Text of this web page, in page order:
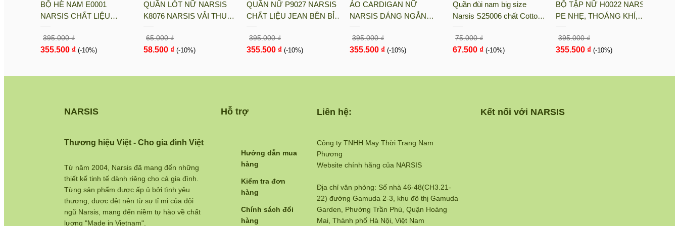
Kiểm tra đơn hàng: https://www.narsis.vn/kiem-tra-don-hang
Chính sách đổi hàng:
https://www.narsis.vn/doi-tra-hoan-tien
Chính sách bán hàng:
https://www.narsis.vn/chinh-sach-ban-hang
BỘ HÈ NAM E0001
NARSIS CHẤT LIỆU
THOÁNG MÁT, DỄ CHỊU,
THOẢI MÁI CẢ NGÀY, DỄ
VẬN ĐỘNG
395.000 ₫
355.500 ₫ (-10%)
QUẦN LÓT NỮ NARSIS
K8076 NARSIS VẢI THUN
LẠNH THOÁNG MÁT, LÓT
COTTON THOẢI MÁI, GIỮ
DÁNG TỐT, THO...
65.000 ₫
58.500 ₫ (-10%)
QUẦN NỮ P9027 NARSIS
CHẤT LIỆU JEAN BỀN BỈ,
CÁ TÍNH, TRẺ TRUNG,
THỜI TRANG, TRẺ
TRUNG, THỜI TRANG
395.000 ₫
355.500 ₫ (-10%)
ÁO CARDIGAN NỮ
NARSIS DÁNG NGẮN
CHẤT LIỆU LEN MỀM MỊN
MÀU NÂU RUSTIC PHONG
CÁCH HÀN QUỐC L23030
395.000 ₫
355.500 ₫ (-10%)
Quần đùi nam big size
Narsis S25006 chất Cotton
Spandex màu Hoa văn đỏ,
thiết kế thoáng khí, phù hợp
mùa hè
75.000 ₫
67.500 ₫ (-10%)
BỘ TẬP NỮ H0022 NARSIS
PE NHẸ, THOÁNG KHÍ,
THẤM MỒ HÔI, CHẤT LIỆU
BỀN, CHỐNG NẮNG
395.000 ₫
355.500 ₫ (-10%)
Công ty TNHH May Thời Trang Nam
Phương
Website chính hãng của NARSIS
Địa chỉ văn phòng: Số nhà 46-48(CH3.21-
22) đường Gamuda 2-3, khu đô thị Gamuda
Garden, Phường Trần Phú, Quận Hoàng
Mai, Thành phố Hà Nội, Việt Nam
Hỗ trợ Kết nối với NARSIS
NARSIS Liên hệ:
Hướng dẫn mua
hàng
Kiểm tra đơn
hàng
Chính sách đổi
hàng
Từ năm 2004, Narsis đã mang đến những
thiết kế tinh tế dành riêng cho cả gia đình.
Từng sản phẩm được ấp ủ bởi tình yêu
thương, được dệt nên từ sự tỉ mỉ của đội
ngũ Narsis, mang đến niềm tự hào về chất
lượng "Made in Vietnam".
Thương hiệu Việt - Cho gia đình Việt